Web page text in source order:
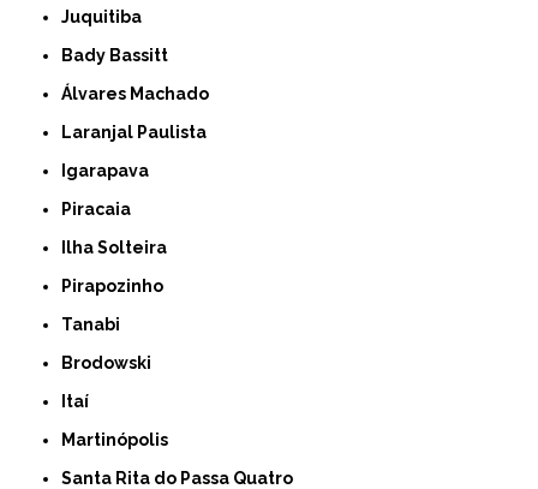
Juquitiba
Bady Bassitt
Álvares Machado
Laranjal Paulista
Igarapava
Piracaia
Ilha Solteira
Pirapozinho
Tanabi
Brodowski
Itaí
Martinópolis
Santa Rita do Passa Quatro